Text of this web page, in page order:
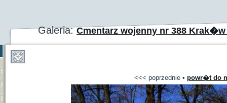
Galeria:Cmentarz wojenny nr 388
<<< poprzednie • powr�t do